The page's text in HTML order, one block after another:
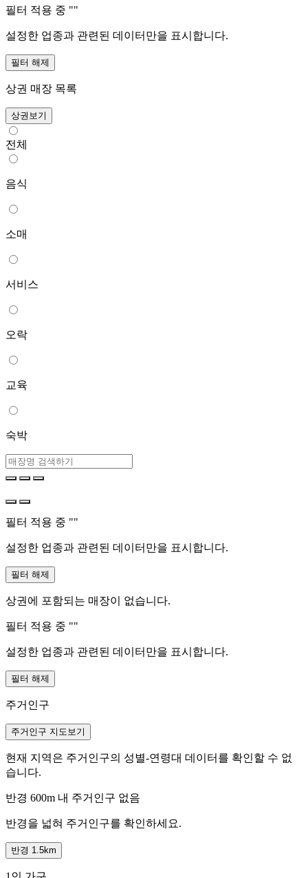
필터 적용 중 ""
설정한 업종과 관련된 데이터만을 표시합니다.
필터 해제
상권 매장 목록
상권보기
전체
음식
소매
서비스
오락
교육
숙박
필터 적용 중 ""
설정한 업종과 관련된 데이터만을 표시합니다.
필터 해제
상권에 포함되는 매장이 없습니다.
필터 적용 중 ""
설정한 업종과 관련된 데이터만을 표시합니다.
필터 해제
주거인구
주거인구 지도보기
현재 지역은 주거인구의 성별-연령대 데이터를 확인할 수 없
습니다.
반경 600m 내 주거인구 없음
반경을 넓혀 주거인구를 확인하세요.
반경 1.5km